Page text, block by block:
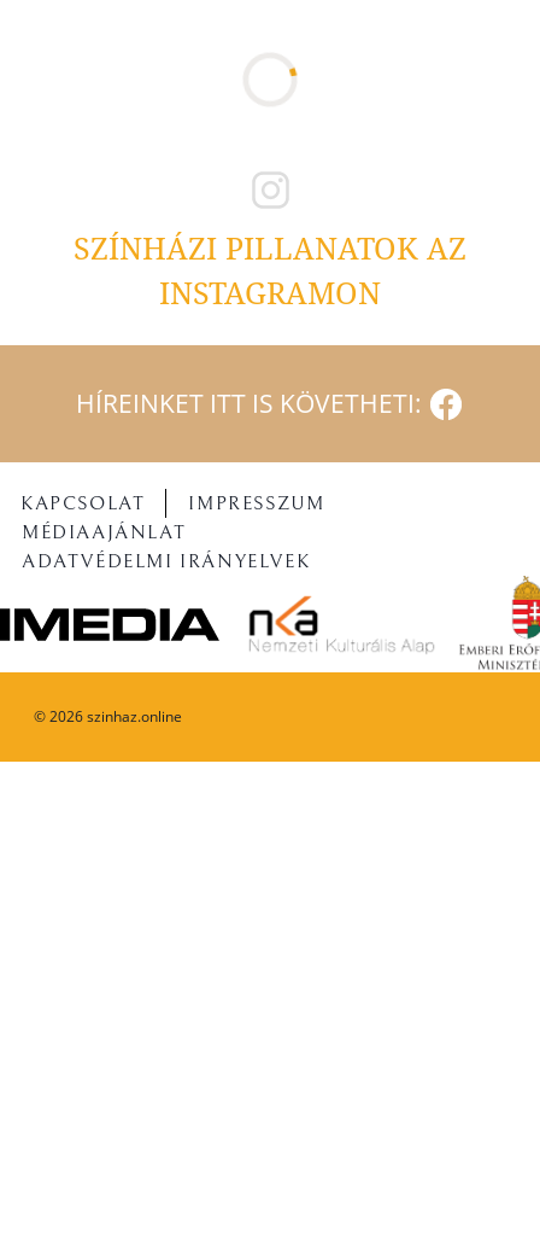
SZÍNHÁZI PILLANATOK AZ
INSTAGRAMON
HÍREINKET ITT IS KÖVETHETI:
©2026szinhaz.online
KAPCSOLAT
IMPRESSZUM
MÉDIAAJÁNLAT
ADATVÉDELMI IRÁNYELVEK